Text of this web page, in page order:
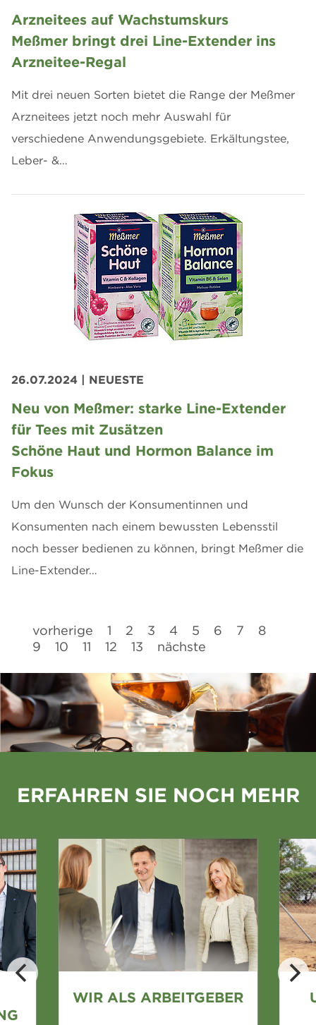
Arzneitees auf Wachstumskurs
Meßmer bringt drei Line-Extender ins
Arzneitee-Regal
Mit drei neuen Sorten bietet die Range der Meßmer
Arzneitees jetzt noch mehr Auswahl für
verschiedene Anwendungsgebiete. Erkältungstee,
Leber- &…
26.07.2024 | NEUESTE
Neu von Meßmer: starke Line-Extender
für Tees mit Zusätzen
Schöne Haut und Hormon Balance im
Fokus
Um den Wunsch der Konsumentinnen und
Konsumenten nach einem bewussten Lebensstil
noch besser bedienen zu können, bringt Meßmer die
Line-Extender…
vorherige 1 2 3 4 5 6 7
8
9
10 11 12 13 nächste
ERFAHREN SIE NOCH MEHR
WIR ALS ARBEITGEBER